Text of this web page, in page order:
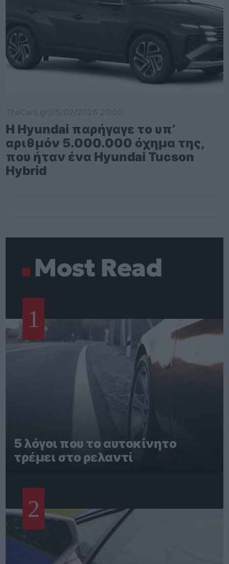
Η Hyundai παρήγαγε το υπ’
αριθμόν 5.000.000 όχημα της,
που ήταν ένα Hyundai Tucson
Hybrid
Most Read
1
5 λόγοι που το αυτοκίνητο
τρέμει στο ρελαντί
2